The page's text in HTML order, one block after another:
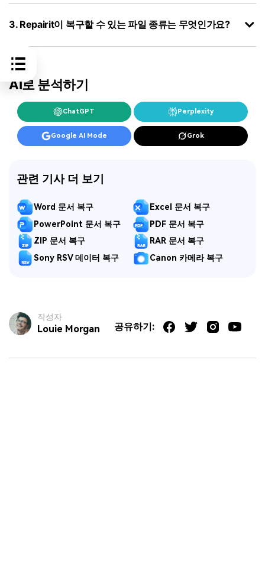
3. Repairit이 복구할 수 있는 파일 종류는 무엇인가요?
AI로 분석하기
ChatGPT Perplexity
Google AI Mode Grok
관련 기사 더 보기
Word 문서 복구
Excel 문서 복구
PowerPoint 문서 복구
PDF 문서 복구
ZIP 문서 복구
RAR 문서 복구
Sony RSV 데이터 복구
Canon 카메라 복구
작성자
Louie Morgan 공유하기: